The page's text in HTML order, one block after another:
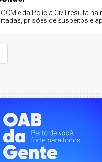
e da Polícia Civil resulta na
prisões de suspeitos e